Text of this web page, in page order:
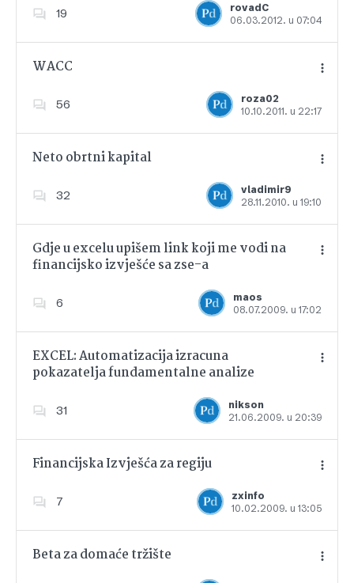
19
rovadC
06.03.2012. u 07:04
Dodajte u favorite
WACC
56
roza02
10.10.2011. u 22:17
Dodajte u favorite
Neto obrtni kapital
32
vladimir9
28.11.2010. u 19:10
Dodajte u favorite
Gdje u excelu upišem link koji me vodi na
financijsko izvješće sa zse-a
6
maos
08.07.2009. u 17:02
Dodajte u favorite
EXCEL: Automatizacija izracuna
pokazatelja fundamentalne analize
31
nikson
21.06.2009. u 20:39
Dodajte u favorite
Financijska Izvješća za regiju
7
zxinfo
10.02.2009. u 13:05
Dodajte u favorite
Beta za domaće tržište